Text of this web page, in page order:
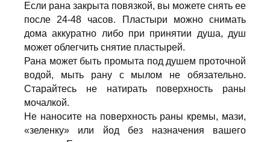
Если рана закрыта повязкой, вы можете снять ее
после 24-48 часов. Пластыри можно снимать
дома аккуратно либо при принятии душа, душ
может облегчить снятие пластырей.
Рана может быть промыта под душем проточной
водой, мыть рану с мылом не обязательно.
Старайтесь не натирать поверхность раны
мочалкой.
Не наносите на поверхность раны кремы, мази,
«зеленку» или йод без назначения вашего